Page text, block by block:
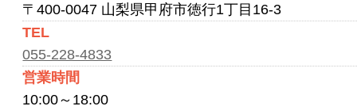
〒400-0047 山梨県甲府市徳行1丁目16-3
TEL
055-228-4833
営業時間
10:00～18:00